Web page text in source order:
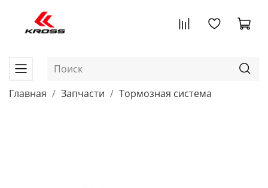
Главная Запчасти Тормозная система